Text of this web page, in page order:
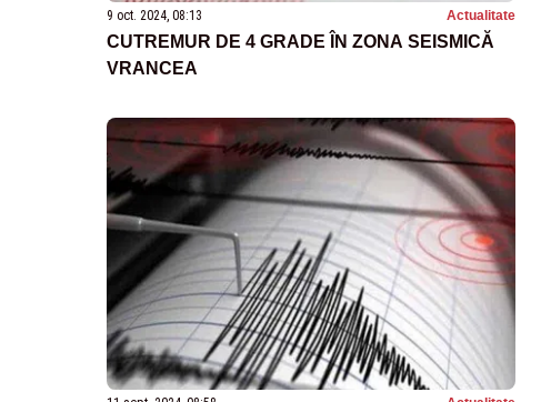
9 oct. 2024, 08:13 Actualitate
CUTREMUR DE 4 GRADE ÎN ZONA SEISMICĂ
VRANCEA